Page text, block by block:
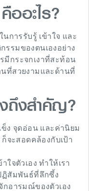
อะไร?
การรับรู้ เข้าใจ และ
รมของตนเองอย่าง
มีกระจกเงาที่สะท้อน
นที่สวยงามและด้านที่
ถึงสำคัญ?
ข็ง จุดอ่อน และค่านิยม
จะสอดคล้องกับเป้า
าใจตัวเอง ทำให้เรา
ฏิสัมพันธ์ที่ลึกซึ้ง
กอารมณ์ของตัวเอง